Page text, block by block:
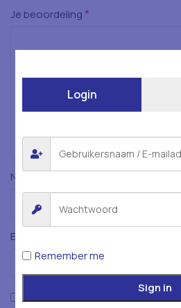
Je beoordeling *
Naam *
E-mail
Mijn naam, e-mailadres en
Login
Remember me
Sign in